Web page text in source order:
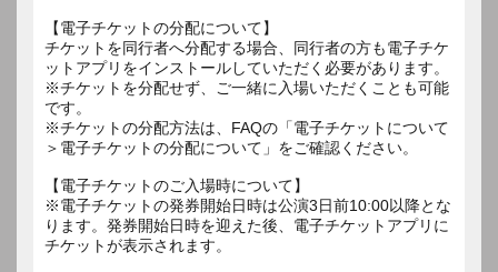
【電子チケットの分配について】
チケットを同行者へ分配する場合、同行者の方も電子チケ
ットアプリをインストールしていただく必要があります。
※チケットを分配せず、ご一緒に入場いただくことも可能
です。
※チケットの分配方法は、FAQの「電子チケットについて
＞電子チケットの分配について」をご確認ください。
【電子チケットのご入場時について】
※電子チケットの発券開始日時は公演3日前10:00以降とな
ります。発券開始日時を迎えた後、電子チケットアプリに
チケットが表示されます。